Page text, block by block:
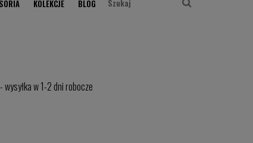
KOLEKCJE BLOG
w 1-2 dni robocze